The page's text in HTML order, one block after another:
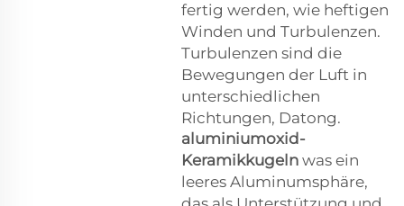
fertig werden, wie heftigen
Winden und Turbulenzen.
Turbulenzen sind die
Bewegungen der Luft in
unterschiedlichen
Richtungen, Datong.
aluminiumoxid-
Keramikkugeln was ein
leeres Aluminumsphäre,